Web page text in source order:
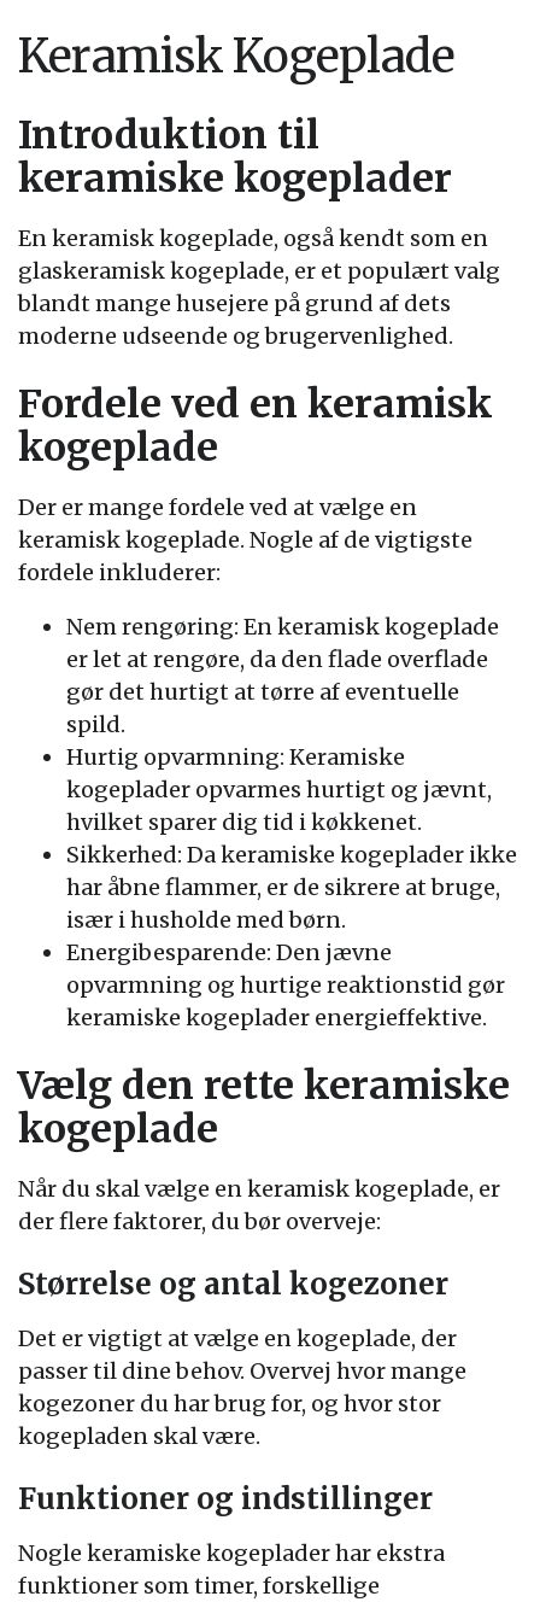
Keramisk Kogeplade
Introduktion til
keramiske kogeplader
En keramisk kogeplade, også kendt som en
glaskeramisk kogeplade, er et populært valg
blandt mange husejere på grund af dets
moderne udseende og brugervenlighed.
Fordele ved en keramisk
kogeplade
Der er mange fordele ved at vælge en
keramisk kogeplade. Nogle af de vigtigste
fordele inkluderer:
Nem rengøring: En keramisk kogeplade
er let at rengøre, da den flade overflade
gør det hurtigt at tørre af eventuelle
spild.
Hurtig opvarmning: Keramiske
kogeplader opvarmes hurtigt og jævnt,
hvilket sparer dig tid i køkkenet.
Sikkerhed: Da keramiske kogeplader ikke
har åbne flammer, er de sikrere at bruge,
især i husholde med børn.
Energibesparende: Den jævne
opvarmning og hurtige reaktionstid gør
keramiske kogeplader energieffektive.
Vælg den rette keramiske
kogeplade
Når du skal vælge en keramisk kogeplade, er
der flere faktorer, du bør overveje:
Størrelse og antal kogezoner
Det er vigtigt at vælge en kogeplade, der
passer til dine behov. Overvej hvor mange
kogezoner du har brug for, og hvor stor
kogepladen skal være.
Funktioner og indstillinger
Nogle keramiske kogeplader har ekstra
funktioner som timer, forskellige